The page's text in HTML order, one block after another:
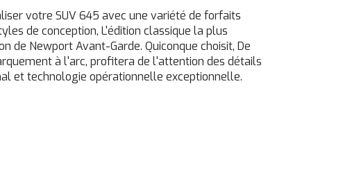
votre SUV 645 avec une variété de forfaits
de conception, L'édition classique la plus
de Newport Avant-Garde. Quiconque choisit, De
à l'arc, profitera de l'attention des détails
et technologie opérationnelle exceptionnelle.